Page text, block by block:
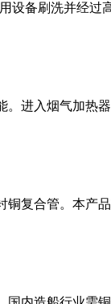
设备刷洗并经过
进入烟气加热
复合管。本产